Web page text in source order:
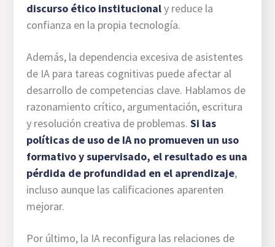
discurso ético institucionaly reduce la
confianza en la propia tecnología.
Además, la dependencia excesiva de asistentes
de IA para tareas cognitivas puede afectar al
desarrollo de competencias clave. Hablamos de
razonamiento crítico, argumentación, escritura
y resolución creativa de problemas. Si las
políticas de uso de IA no promueven un uso
formativo y supervisado, el resultado es una
pérdida de profundidad en el aprendizaje,
incluso aunque las calificaciones aparenten
mejorar.
Por último, la IA reconfigura las relaciones de